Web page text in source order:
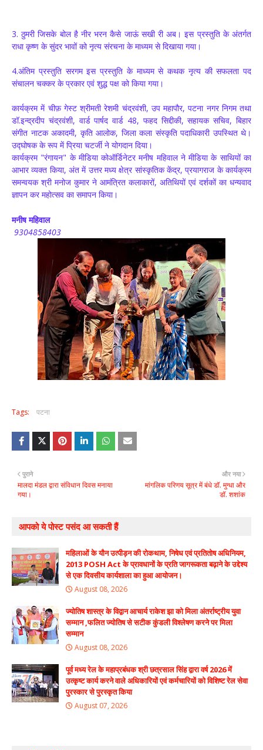
3. ठुमरी जिसके बोल है नीर भरन कैसे जाऊं सखी री अब।इस प्रस्तुति के अंतर्गत
राधा कृष्ण के सुंदर भावों को नृत्य संरचना के माध्यम से दिखाया गया।
4.अंतिम प्रस्तुति सरगम इस प्रस्तुति के माध्यम से कथक नृत्य की सफलता पद
संचालन चक्कर के प्रकार एवं शुद्ध पक्ष को किया गया।
कार्यक्रम में चीफ़ गेस्ट श्रीमती रेशमी चंद्रवंशी, उप महापौर, पटना नगर निगम तथा
डॉ.इन्द्रदीप चंद्रवंशी, वार्ड पार्षद वार्ड 48, फहद सिद्दीकी, सहायक सचिव, बिहार
संगीत नाटक अकादमी, कृति आलोक, जिला कला संस्कृति पदाधिकारी उपस्थित थे।
उद्घोषक के रूप में प्रिया चटर्जी ने योगदान दिया।
कार्यक्रम "रंगायन" के मीडिया कोऑर्डिनेटर मनीष महिवाल ने मीडिया के साथियों का
आभार व्यक्त किया, अंत में उत्तर मध्य क्षेत्र सांस्कृतिक केंद्र, प्रयागराज के कार्यक्रम
समन्वयक श्री मनोज कुमार ने आमंत्रित कलाकारों, अतिथियों एवं दर्शकों का धन्यवाद
ज्ञापन कर महोत्सव का समापन किया।
मनीष महिवाल
9304858403
Tags: पटना
और नया
मांगलिक परिणय सूत्र में बंधे डॉ. मुग्धा और
डॉ. शशांक
पुराने
मालदा मंडल द्वारा संविधान दिवस मनाया
गया।
आपको ये पोस्ट पसंद आ सकती हैं
महिलाओं के यौन उत्पीड़न की रोकथाम, निषेध एवं प्रतितोष अधिनियम,
2013 POSH Act के प्रावधानों के प्रति जागरूकता बढ़ाने के उद्देश्य
से एक दिवसीय कार्यशाला का हुआ आयोजन।
August 08, 2026
ज्योतिष शास्त्र के विद्वान आचार्य राकेश झा को मिला अंतर्राष्ट्रीय युवा
सम्मान ,फलित ज्योतिष से सटीक कुंडली विश्लेषण करने पर मिला
सम्मान
August 08, 2026
पूर्व मध्य रेल के महाप्रबंधक श्री छत्रसाल सिंह द्वारा वर्ष 2026 में
उत्कृष्ट कार्य करने वाले अधिकारियों एवं कर्मचारियों को विशिष्ट रेल सेवा
पुरस्कार से पुरस्कृत किया
August 07, 2026